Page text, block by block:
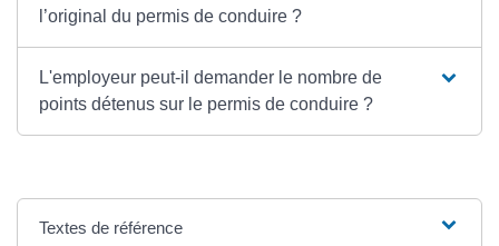
l’original du permis de conduire ?
L'employeur peut-il demander le nombre de
points détenus sur le permis de conduire ?
Textes de référence